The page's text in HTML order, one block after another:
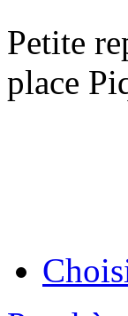
Petite
place